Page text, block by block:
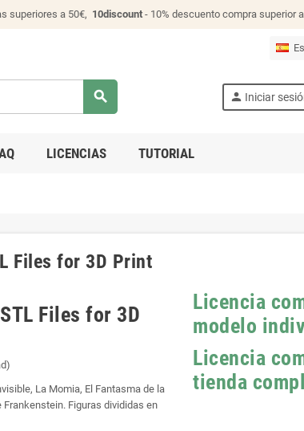
superiores a 50€, 10discount- 10% descuento compra superior
search person Iniciar
LICENCIAS TUTORIAL
Files for 3D Print
Files for 3D
La Momia, El Fantasma de la
Frankenstein. Figuras divididas en
Licencia
modelo
Licencia
tienda